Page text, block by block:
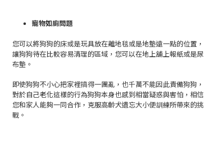
寵物如廁問題
您可以將狗狗的床或是玩具放在離地毯或是地墊遠一點的位置，
讓狗狗待在比較容易清理的區域，您可以在地上舖上報紙或是尿
布墊。
即使狗狗不小心把家裡搞得一團亂，也千萬不能因此責備狗狗，
對於自己老化這樣的行為狗狗本身也感到相當疑惑與害怕，相信
您和家人能夠一同合作，克服高齡犬遺忘大小便訓練所帶來的挑
戰。